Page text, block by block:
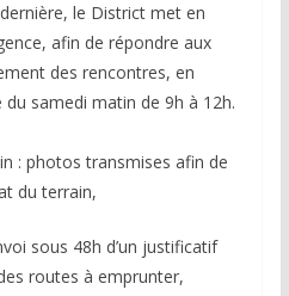
le District met en
afin de répondre aux
des rencontres, en
samedi matin de 9h à 12h.
: photos transmises afin de
du terrain,
sous 48h d’un justificatif
routes à emprunter,